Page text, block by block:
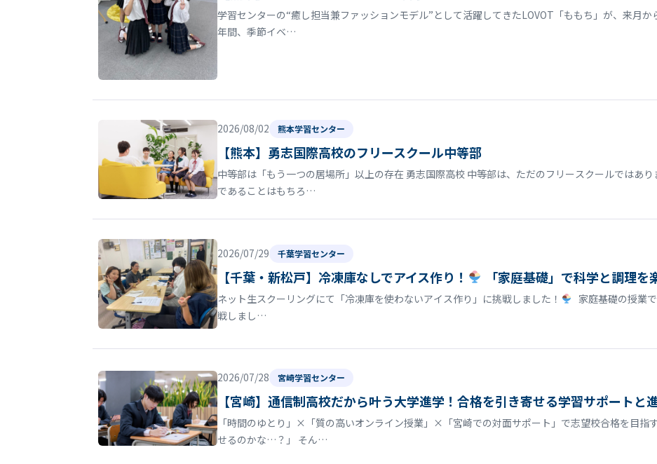
学習センターの“癒し担当兼ファッションモデル”として活躍してきたLOVOT「ももち」が、来月か
年間、季節イベ…
2026/08/02 熊本学習センター
【熊本】勇志国際高校のフリースクール中等部
中等部は「もう一つの居場所」以上の存在 勇志国際高校 中等部は、ただのフリースクールではあ
であることはもちろ…
2026/07/29 千葉学習センター
【千葉・新松戸】冷凍庫なしでアイス作り！ 「家庭基礎」で科学と調理を
ネット生スクーリングにて「冷凍庫を使わないアイス作り」に挑戦しました！
家庭基礎の授業
戦しまし…
2026/07/28 宮崎学習センター
【宮崎】通信制高校だから叶う大学進学！合格を引き寄せる学習サポートと
「時間のゆとり」×「質の高いオンライン授業」×「宮崎での対面サポート」で志望校合格を目指
せるのかな…？」 そん…